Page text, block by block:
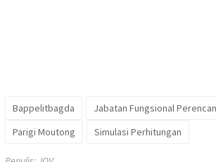
Bappelitbagda
Jabatan Fungsional
Parigi Moutong
Simulasi Perhitungan